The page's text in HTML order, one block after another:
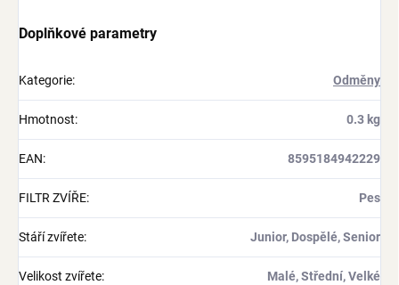
Doplňkové parametry
Kategorie: Odměny
Hmotnost: 0.3 kg
EAN: 8595184942229
FILTR ZVÍŘE: Pes
Stáří zvířete: Junior, Dospělé, Senior
Velikost zvířete: Malé, Střední, Velké